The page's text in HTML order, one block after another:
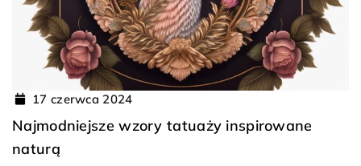
17 czerwca 2024
Najmodniejsze wzory tatuaży inspirowane
naturą